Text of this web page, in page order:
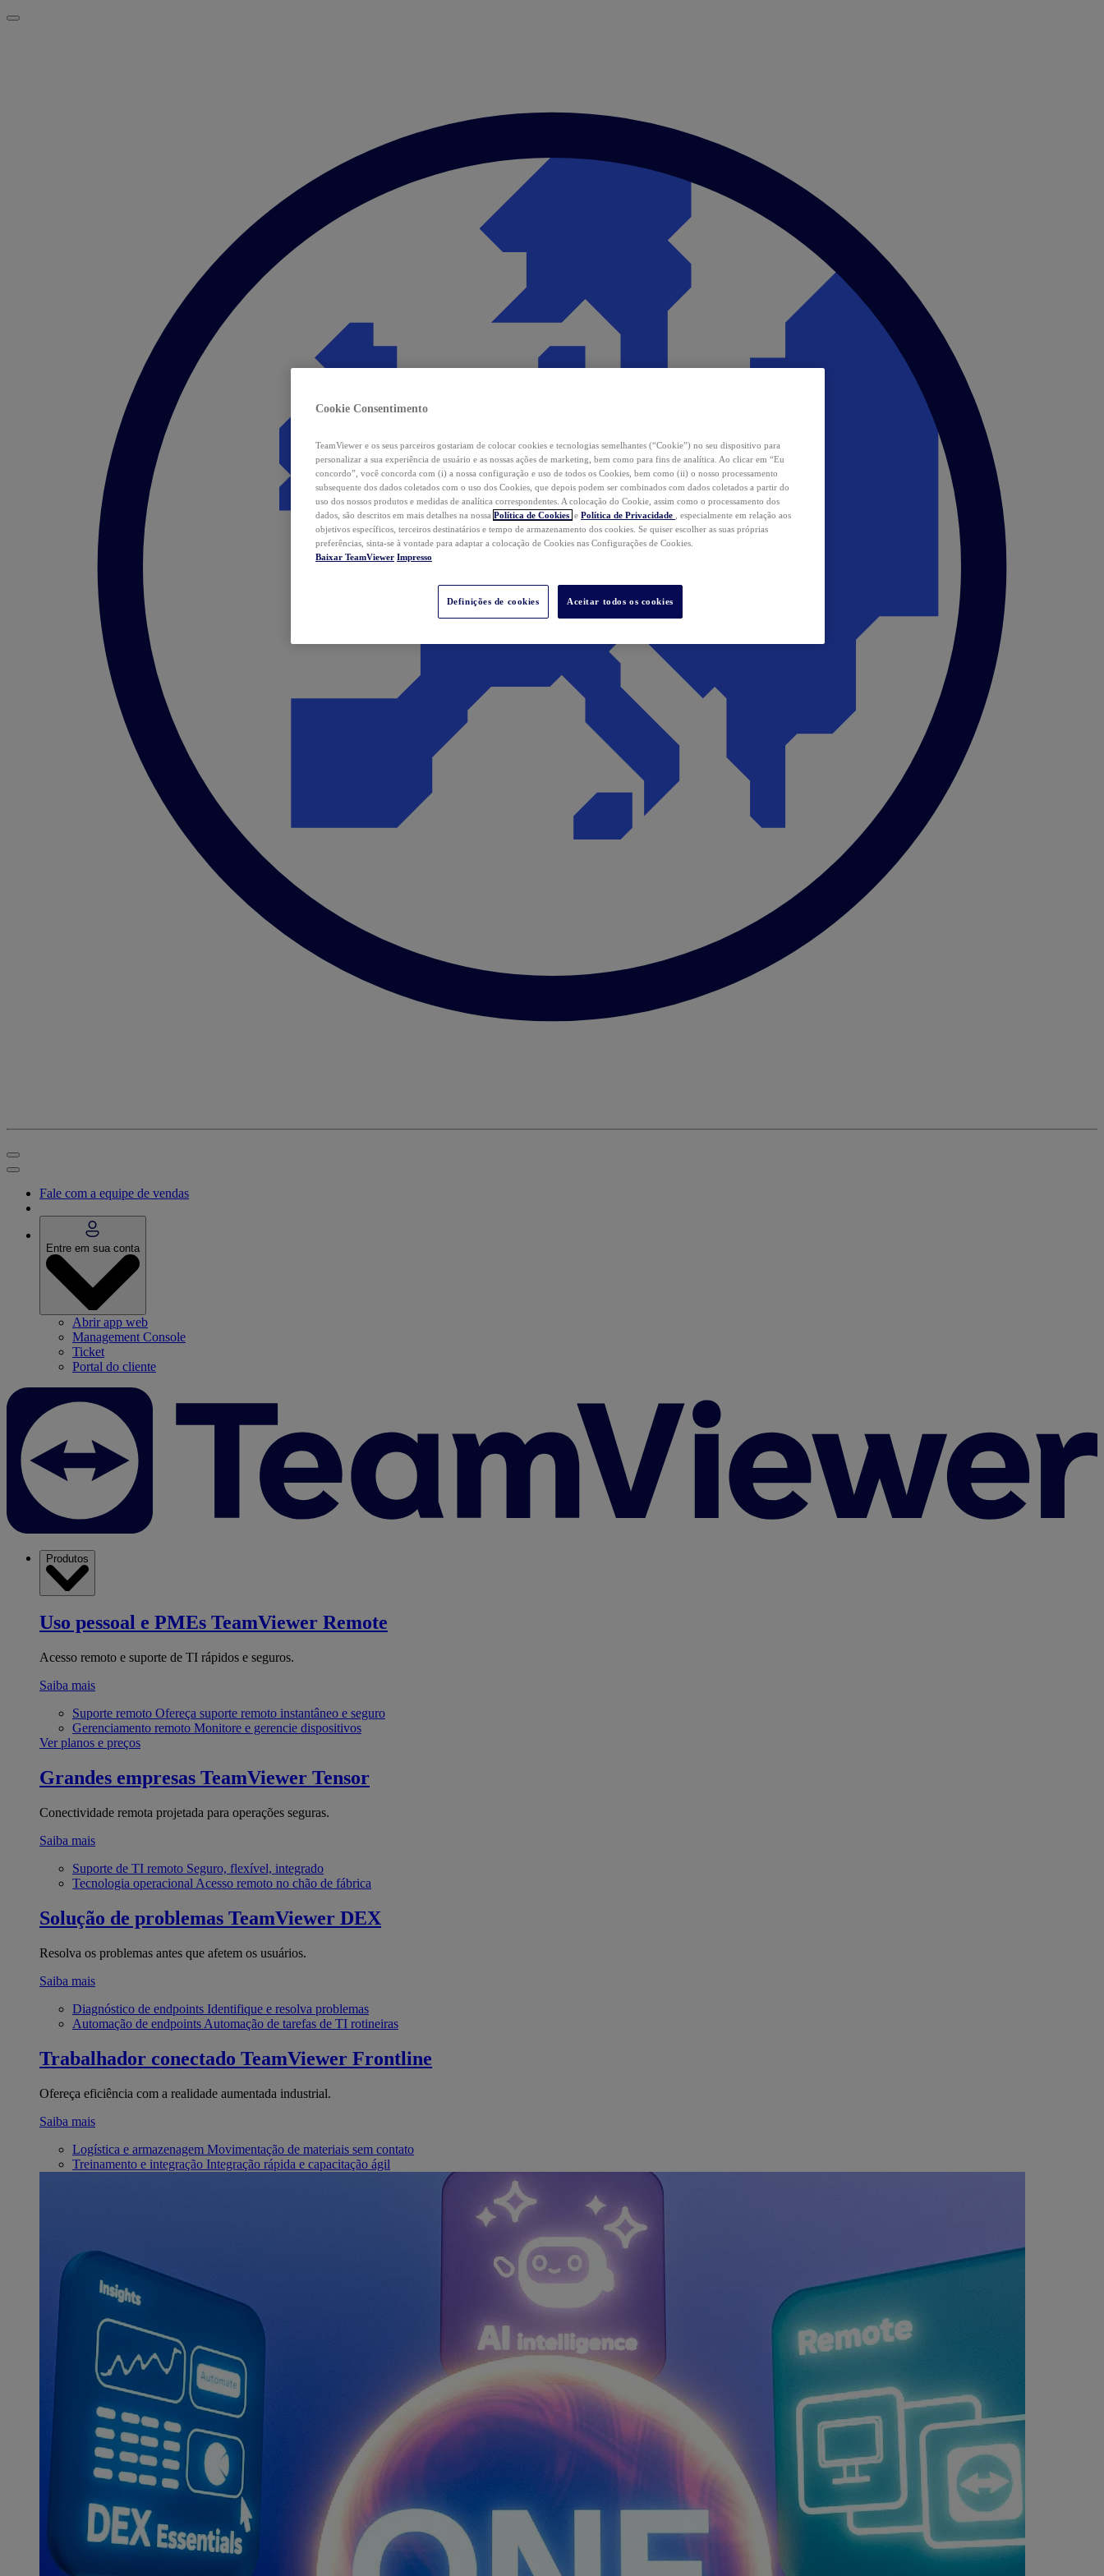
Fale com a equipe de vendas
Entre em sua conta
Abrir app web
Management Console
Ticket
Portal do cliente
Produtos
Uso pessoal e PMEs TeamViewer Remote
Acesso remoto e suporte de TI rápidos e seguros.
Saiba mais
Suporte remoto Ofereça suporte remoto instantâneo e seguro
Gerenciamento remoto Monitore e gerencie dispositivos
Ver planos e preços
Grandes empresas TeamViewer Tensor
Conectividade remota projetada para operações seguras.
Saiba mais
Suporte de TI remoto Seguro, flexível, integrado
Tecnologia operacional Acesso remoto no chão de fábrica
Solução de problemas TeamViewer DEX
Resolva os problemas antes que afetem os usuários.
Saiba mais
Diagnóstico de endpoints Identifique e resolva problemas
Automação de endpoints Automação de tarefas de TI rotineiras
Trabalhador conectado TeamViewer Frontline
Ofereça eficiência com a realidade aumentada industrial.
Saiba mais
Logística e armazenagem Movimentação de materiais sem contato
Treinamento e integração Integração rápida e capacitação ágil
Cookie Consentimento
TeamViewer e os seus parceiros gostariam de colocar cookies e tecnologias semelhantes (“Cookie”) no seu dispositivo para
personalizar a sua experiência de usuário e as nossas ações de marketing, bem como para fins de analítica. Ao clicar em “Eu
concordo”, você concorda com (i) a nossa configuração e uso de todos os Cookies, bem como (ii) o nosso processamento
subsequente dos dados coletados com o uso dos Cookies, que depois podem ser combinados com dados coletados a partir do
uso dos nossos produtos e medidas de analítica correspondentes. A colocação do Cookie, assim como o processamento dos
dados, são descritos em mais detalhes na nossa Política de Cookies e Política de Privacidade
, especialmente em relação aos
objetivos específicos, terceiros destinatários e tempo de armazenamento dos cookies. Se quiser escolher as suas próprias
preferências, sinta-se à vontade para adaptar a colocação de Cookies nas Configurações de Cookies.
Baixar TeamViewer Impresso
Definições de cookies Aceitar todos os cookies